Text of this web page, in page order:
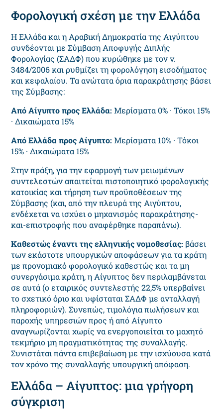
Φορολογική σχέση με την Ελλάδα
Η Ελλάδα και η Αραβική Δημοκρατία της Αιγύπτου
συνδέονται με Σύμβαση Αποφυγής Διπλής
Φορολογίας (ΣΑΔΦ) που κυρώθηκε με τον ν.
3484/2006 και ρυθμίζει τη φορολόγηση εισοδήματος
και κεφαλαίου. Τα ανώτατα όρια παρακράτησης βάσει
της Σύμβασης:
Από Αίγυπτο προς Ελλάδα:Μερίσματα 0% · Τόκοι 15%
· Δικαιώματα 15%
Από Ελλάδα προς Αίγυπτο:Μερίσματα 10% · Τόκοι
15% · Δικαιώματα 15%
Στην πράξη, για την εφαρμογή των μειωμένων
συντελεστών απαιτείται πιστοποιητικό φορολογικής
κατοικίας και τήρηση των προϋποθέσεων της
Σύμβασης (και, από την πλευρά της Αιγύπτου,
ενδέχεται να ισχύει ο μηχανισμός παρακράτησης-
και-επιστροφής που αναφέρθηκε παραπάνω).
Καθεστώς έναντι της ελληνικής νομοθεσίας: βάσει
των εκάστοτε υπουργικών αποφάσεων για τα κράτη
με προνομιακό φορολογικό καθεστώς και τα μη
συνεργάσιμα κράτη, η Αίγυπτος δεν περιλαμβάνεται
σε αυτά (ο εταιρικός συντελεστής 22,5% υπερβαίνει
το σχετικό όριο και υφίσταται ΣΑΔΦ με ανταλλαγή
πληροφοριών). Συνεπώς, τιμολόγια πωλήσεων και
παροχής υπηρεσιών προς ή από Αίγυπτο
αναγνωρίζονται χωρίς να ενεργοποιείται το μαχητό
τεκμήριο μη πραγματικότητας της συναλλαγής.
Συνιστάται πάντα επιβεβαίωση με την ισχύουσα κατά
τον χρόνο της συναλλαγής υπουργική απόφαση.
Ελλάδα – Αίγυπτος: μια γρήγορη
σύγκριση